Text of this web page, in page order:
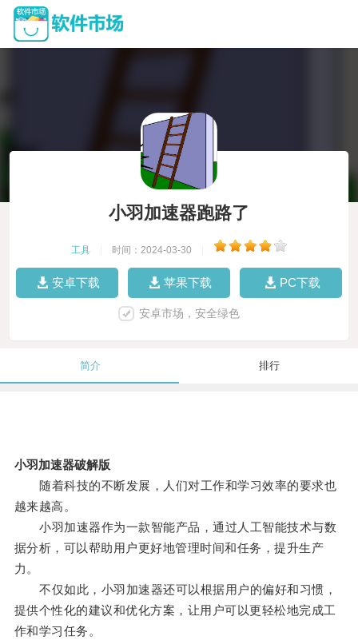
小羽加速器跑路了
工具 时间：2024-03-30
安卓下载 苹果下载 PC下载
安卓市场，安全绿色
简介 排行
小羽加速器破解版
随着科技的不断发展，人们对工作和学习效率的要求也
越来越高。
小羽加速器作为一款智能产品，通过人工智能技术与数
据分析，可以帮助用户更好地管理时间和任务，提升生产
力。
不仅如此，小羽加速器还可以根据用户的偏好和习惯，
提供个性化的建议和优化方案，让用户可以更轻松地完成工
作和学习任务。